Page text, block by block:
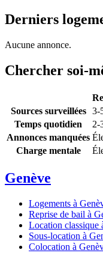
Derniers
Aucune annonce.
Chercher soi-
Sources surveillées
3-
Temps quotidien
2-
Annonces manquées
Charge mentale
Genève
Logements à
Reprise de bail à
Location classique
Sous-location à
Colocation à